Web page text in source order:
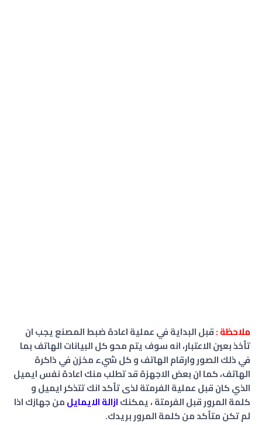
ملاحظة :قبل البداية في عملية اعادة ضبط المصنع يجب ان
تأخذ بعين الاعتبار، انه سوف يتم محو كل البيانات الهاتف بما
في ذلك الصور وارقام الهاتف و كل شيء مخزن في ذاكرة
الهاتف، كما ان بعض الاجهزة قد تطلب منك اعادة نفس ايميل
الذي كان قبل عملية الفرمتة لذى تأكد انك تتذكر ايميل و
كلمة المرور قبل الفرمتة ، يمكنكازالة الايمايلمن جهازك اذا
لم تكن متأكد من كلمة المرور بريدك.